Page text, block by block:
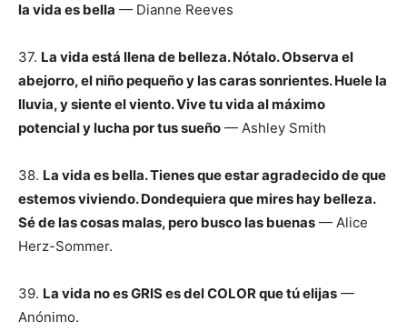
la vida es bella — Dianne Reeves
37. La vida está llena de belleza. Nótalo. Observa el
abejorro, el niño pequeño y las caras sonrientes. Huele la
lluvia, y siente el viento. Vive tu vida al máximo
potencial y lucha por tus sueño — Ashley Smith
38. La vida es bella. Tienes que estar agradecido de que
estemos viviendo. Dondequiera que mires hay belleza.
Sé de las cosas malas, pero busco las buenas — Alice
Herz-Sommer.
39. La vida no es GRIS es del COLOR que tú elijas —
Anónimo.